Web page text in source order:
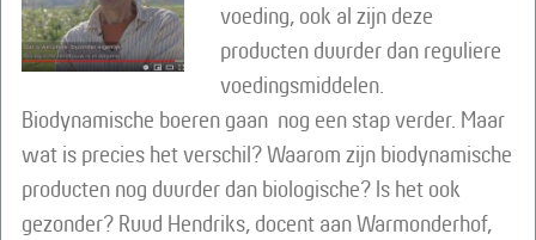
voeding, ook al zijn deze
producten duurder dan reguliere
voedingsmiddelen.
Biodynamische boeren gaan nog een stap verder. Maar
wat is precies het verschil? Waarom zijn biodynamische
producten nog duurder dan biologische? Is het ook
gezonder? Ruud Hendriks, docent aan Warmonderhof,